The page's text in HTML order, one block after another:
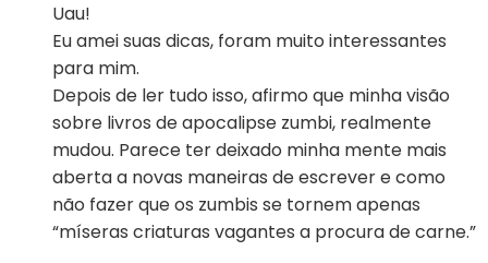
Uau!
Eu amei suas dicas, foram muito interessantes
para mim.
Depois de ler tudo isso, afirmo que minha visão
sobre livros de apocalipse zumbi, realmente
mudou. Parece ter deixado minha mente mais
aberta a novas maneiras de escrever e como
não fazer que os zumbis se tornem apenas
“míseras criaturas vagantes a procura de carne.”